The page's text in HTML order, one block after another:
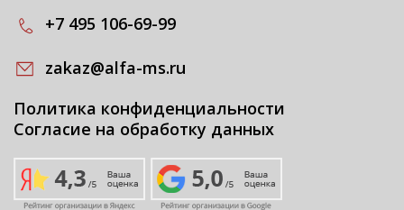
+7 495 106-69-99
zakaz@alfa-ms.ru
Политика конфиденциальности
Согласие на обработку данных